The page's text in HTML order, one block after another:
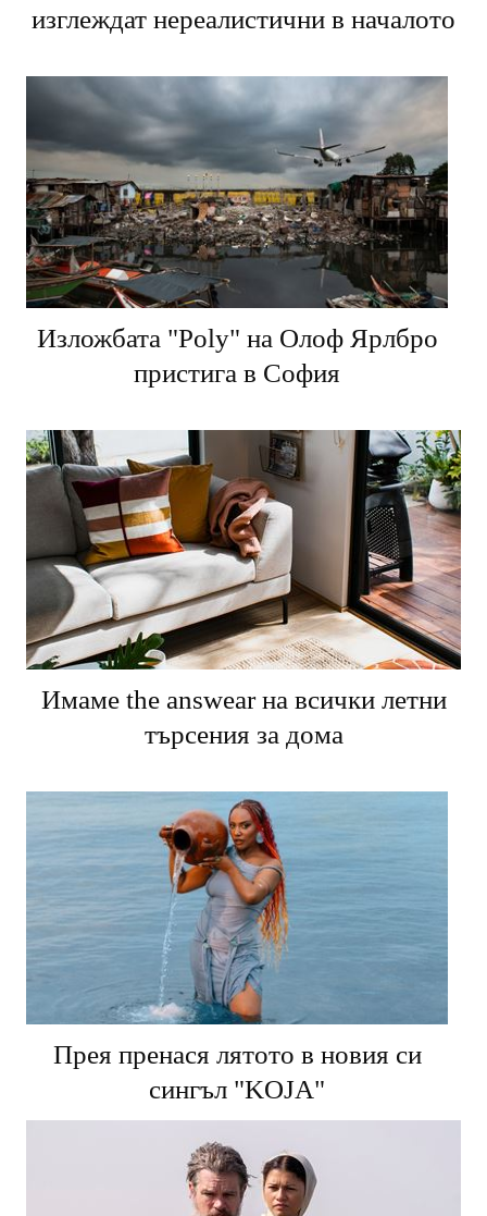
изглеждат нереалистични в началото
Изложбата "Poly" на Олоф Ярлбро
пристига в София
Имаме the answear на всички летни
търсения за дома
Прея пренася лятото в новия си
сингъл "KOJA"